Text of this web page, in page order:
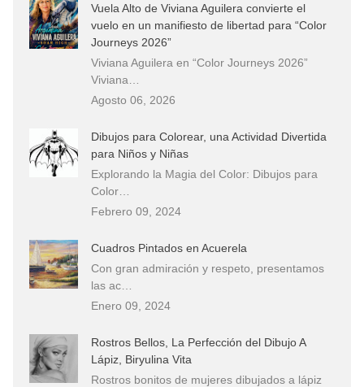
Vuela Alto de Viviana Aguilera convierte el
vuelo en un manifiesto de libertad para “Color
Journeys 2026”
Viviana Aguilera en “Color Journeys 2026”
Viviana…
Agosto 06, 2026
Dibujos para Colorear, una Actividad Divertida
para Niños y Niñas
Explorando la Magia del Color: Dibujos para
Color…
Febrero 09, 2024
Cuadros Pintados en Acuerela
Con gran admiración y respeto, presentamos
las ac…
Enero 09, 2024
Rostros Bellos, La Perfección del Dibujo A
Lápiz, Biryulina Vita
Rostros bonitos de mujeres dibujados a lápiz